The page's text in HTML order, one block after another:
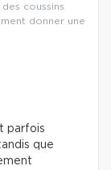
coussins
donner une
parfois
que